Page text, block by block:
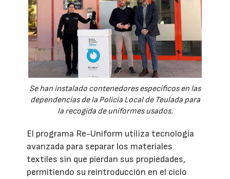
Se han instalado contenedores específicos en las
dependencias de la Policía Local de Teulada para
la recogida de uniformes usados.
El programa Re-Uniform utiliza tecnología
avanzada para separar los materiales
textiles sin que pierdan sus propiedades,
permitiendo su reintroducción en el ciclo